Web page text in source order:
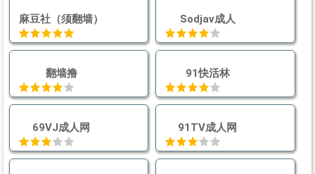
麻豆社（须翻墙） Sodjav成人
翻墙撸 91快活林
69VJ成人网 91TV成人网